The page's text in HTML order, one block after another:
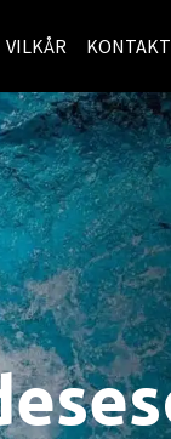
VILKÅR KONTAKT